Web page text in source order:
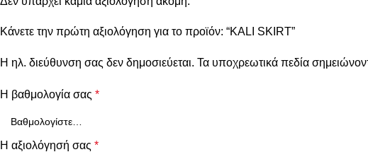
Κάνετε την πρώτη αξιολόγηση για το προϊόν: “KALI SKIRT”
Η ηλ. διεύθυνση σας δεν δημοσιεύεται. Τα υποχρεωτικά πεδία
Η βαθμολογία σας *
Η αξιολόγησή σας *